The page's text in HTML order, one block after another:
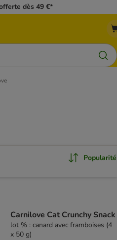
dès 49 €*
Popularité
Carnilove Cat Crunchy Snack
lot % : canard avec framboises (4
x 50 g)